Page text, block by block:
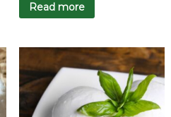
Read more